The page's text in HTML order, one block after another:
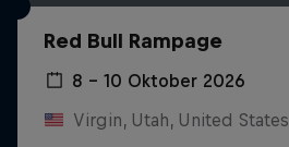
Red Bull Rampage
8 – 10 Oktober 2026
Virgin, Utah, United States